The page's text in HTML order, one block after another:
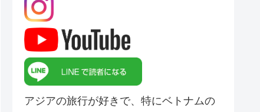
アジアの旅行が好きで、特にベトナムの